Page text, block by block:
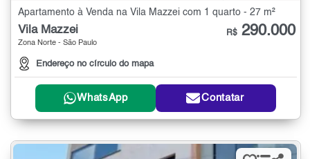
Apartamento à Venda na Vila Mazzei com 1 quarto - 27 m²
Vila Mazzei
Zona Norte - São Paulo
Endereço no círculo do mapa
R$ 290.000
WhatsApp Contatar